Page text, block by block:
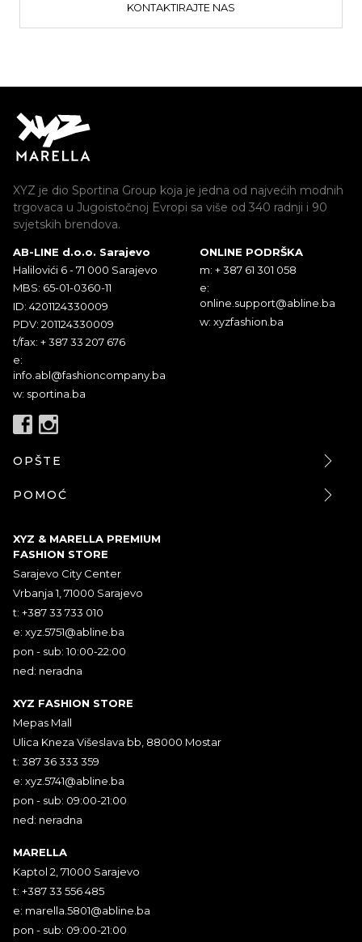
KONTAKTIRAJTE NAS
XYZ je dio Sportina Group koja je jedna od najvećih modnih
trgovaca u Jugoistočnoj Evropi sa više od 340 radnji i 90
svjetskih brendova.
AB-LINE d.o.o. Sarajevo
Halilovići 6 - 71 000 Sarajevo
MBS: 65-01-0360-11
ID: 4201124330009
PDV: 201124330009
t/fax: + 387 33 207 676
e:
info.abl@fashioncompany.ba
w: sportina.ba
ONLINE PODRŠKA
m: + 387 61 301 058
e:
online.support@abline.ba
w: xyzfashion.ba
OPŠTE
POMOĆ
XYZ & MARELLA PREMIUM
FASHION STORE
Sarajevo City Center
Vrbanja 1, 71000 Sarajevo
t: +387 33 733 010
e: xyz.5751@abline.ba
pon - sub: 10:00-22:00
ned: neradna
XYZ FASHION STORE
Mepas Mall
Ulica Kneza Višeslava bb, 88000 Mostar
t: 387 36 333 359
e: xyz.5741@abline.ba
pon - sub: 09:00-21:00
ned: neradna
MARELLA
Kaptol 2, 71000 Sarajevo
t: +387 33 556 485
e: marella.5801@abline.ba
pon - sub: 09:00-21:00